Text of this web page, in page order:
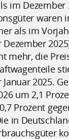
im Dezember
waren
als im
mehr, die
2025.
um 2,1
Prozent
in